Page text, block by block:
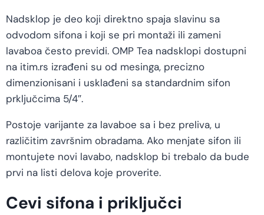
Nadsklop je deo koji direktno spaja slavinu sa
odvodom sifona i koji se pri montaži ili zameni
lavaboa često previdi. OMP Tea nadsklopi dostupni
na itim.rs izrađeni su od mesinga, precizno
dimenzionisani i usklađeni sa standardnim sifon
prključcima 5/4″.
Postoje varijante za lavaboe sa i bez preliva, u
različitim završnim obradama. Ako menjate sifon ili
montujete novi lavabo, nadsklop bi trebalo da bude
prvi na listi delova koje proverite.
Cevi sifona i priključci